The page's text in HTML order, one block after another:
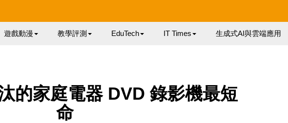
遊戲動漫 教學評測 EduTech IT Times 生成式AI與雲端應用
的家庭電器 DVD 錄影機最短
命